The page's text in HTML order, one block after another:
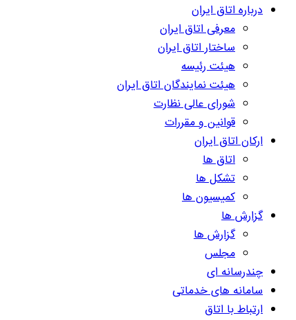
درباره اتاق ایران
معرفی اتاق ایران
ساختار اتاق ایران
هیئت رئیسه
هیئت نمایندگان اتاق ایران
شورای عالی نظارت
قوانین و مقررات
ارکان اتاق ایران
اتاق ها
تشکل ها
کمیسیون ها
گزارش ها
گزارش ها
مجلس
چندرسانه ای
سامانه های خدماتی
ارتباط با اتاق